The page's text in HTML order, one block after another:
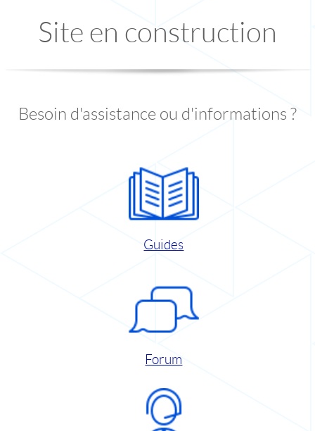
Site en construction
Besoin d'assistance ou d'informations ?
Guides
Forum